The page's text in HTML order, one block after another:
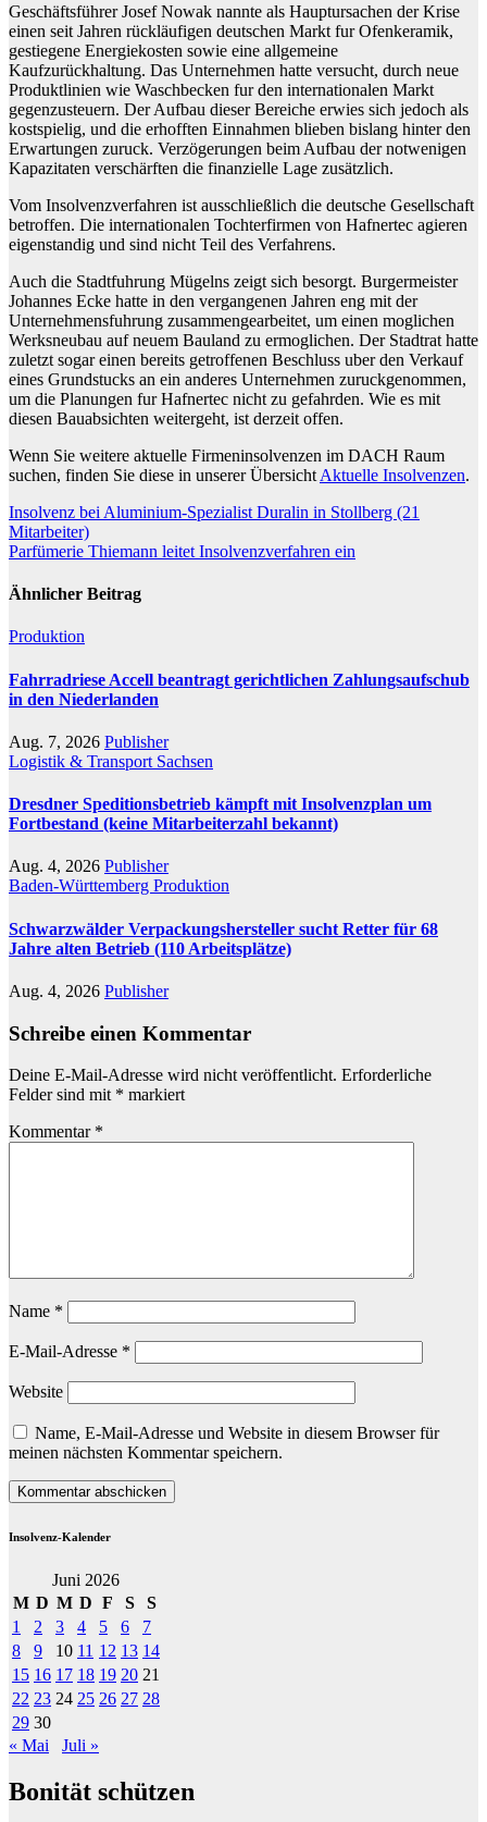
Geschäftsführer Josef Nowak nannte als Hauptursachen der Krise
einen seit Jahren rückläufigen deutschen Markt fur Ofenkeramik,
gestiegene Energiekosten sowie eine allgemeine
Kaufzurückhaltung. Das Unternehmen hatte versucht, durch neue
Produktlinien wie Waschbecken fur den internationalen Markt
gegenzusteuern. Der Aufbau dieser Bereiche erwies sich jedoch als
kostspielig, und die erhofften Einnahmen blieben bislang hinter den
Erwartungen zuruck. Verzögerungen beim Aufbau der notwenigen
Kapazitaten verschärften die finanzielle Lage zusätzlich.
Vom Insolvenzverfahren ist ausschließlich die deutsche Gesellschaft
betroffen. Die internationalen Tochterfirmen von Hafnertec agieren
eigenstandig und sind nicht Teil des Verfahrens.
Auch die Stadtfuhrung Mügelns zeigt sich besorgt. Burgermeister
Johannes Ecke hatte in den vergangenen Jahren eng mit der
Unternehmensfuhrung zusammengearbeitet, um einen moglichen
Werksneubau auf neuem Bauland zu ermoglichen. Der Stadtrat hatte
zuletzt sogar einen bereits getroffenen Beschluss uber den Verkauf
eines Grundstucks an ein anderes Unternehmen zuruckgenommen,
um die Planungen fur Hafnertec nicht zu gefahrden. Wie es mit
diesen Bauabsichten weitergeht, ist derzeit offen.
Wenn Sie weitere aktuelle Firmeninsolvenzen im DACH Raum
suchen, finden Sie diese in unserer Übersicht Aktuelle Insolvenzen.
Beitragsnavigation
Insolvenz bei Aluminium-Spezialist Duralin in Stollberg (21
Mitarbeiter)
Parfümerie Thiemann leitet Insolvenzverfahren ein
Ähnlicher Beitrag
Produktion
Fahrradriese Accell beantragt gerichtlichen Zahlungsaufschub
in den Niederlanden
Aug. 7, 2026 Publisher
Logistik & Transport Sachsen
Dresdner Speditionsbetrieb kämpft mit Insolvenzplan um
Fortbestand (keine Mitarbeiterzahl bekannt)
Aug. 4, 2026 Publisher
Baden-Württemberg Produktion
Schwarzwälder Verpackungshersteller sucht Retter für 68
Jahre alten Betrieb (110 Arbeitsplätze)
Aug. 4, 2026 Publisher
Schreibe einen Kommentar
Deine E-Mail-Adresse wird nicht veröffentlicht. Erforderliche
Felder sind mit * markiert
Kommentar *
Name *
E-Mail-Adresse *
Website
Name, E-Mail-Adresse und Website in diesem Browser für
meinen nächsten Kommentar speichern.
Insolvenz-Kalender
Juni 2026
M D M D F S
S
1
2 3 4 5 6
7
8
9 10 11 12 13 14
15 16 17 18 19 20 21
22 23 24 25 26 27 28
29 30
« Mai
Juli »
Bonität schützen